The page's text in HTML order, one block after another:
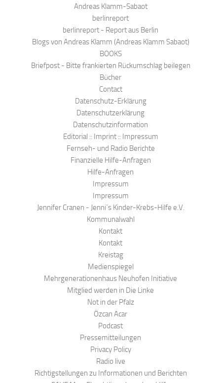
Andreas Klamm-Sabaot
berlinreport
berlinreport - Report aus Berlin
Blogs von Andreas Klamm (Andreas Klamm Sabaot)
BOOKS
Briefpost - Bitte frankierten Rückumschlag beilegen
Bücher
Contact
Datenschutz-Erklärung
Datenschutzerklärung
Datenschutzinformation
Editorial :: Imprint :: Impressum
Fernseh- und Radio Berichte
Finanzielle Hilfe-Anfragen
Hilfe-Anfragen
Impressum
Impressum
Jennifer Cranen - Jenni´s Kinder-Krebs-Hilfe e.V.
Kommunalwahl
Kontakt
Kontakt
Kreistag
Medienspiegel
Mehrgenerationenhaus Neuhofen Initiative
Mitglied werden in Die Linke
Not in der Pfalz
Özcan Acar
Podcast
Pressemitteilungen
Privacy Policy
Radio live
Richtigstellungen zu Informationen und Berichten